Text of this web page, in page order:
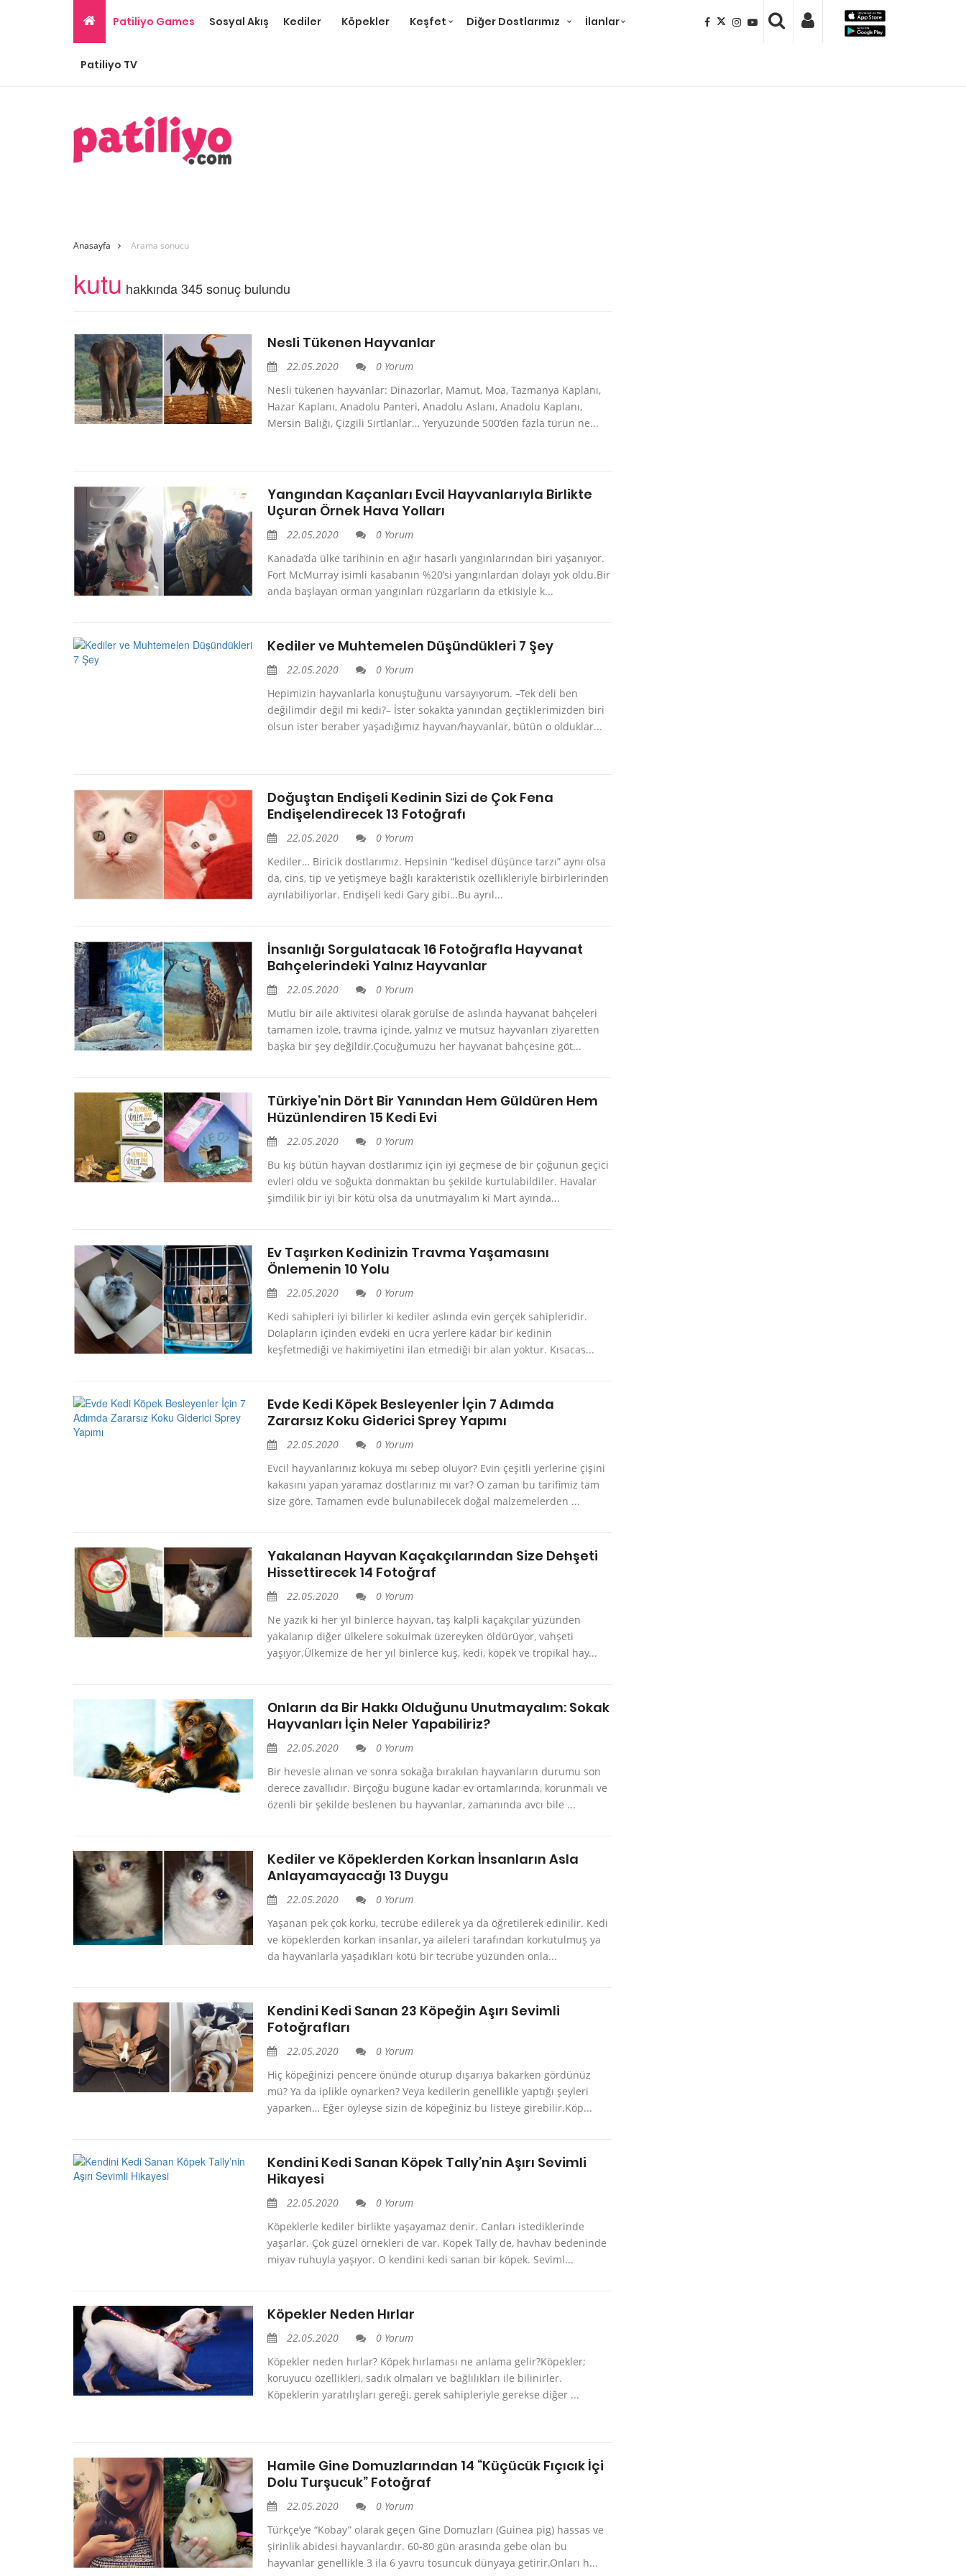
Patiliyo Games Sosyal Akış Kediler Köpekler Keşfet Diğer Dostlarımız İlanlar
Patiliyo TV
Anasayfa Arama sonucu
kutu hakkında 345 sonuç bulundu
Nesli Tükenen Hayvanlar
22.05.2020
0 Yorum
Nesli tükenen hayvanlar: Dinazorlar, Mamut, Moa, Tazmanya Kaplanı,
Hazar Kaplanı, Anadolu Panteri, Anadolu Aslanı, Anadolu Kaplanı,
Mersin Balığı, Çizgili Sırtlanlar… Yeryüzünde 500’den fazla türün ne...
Yangından Kaçanları Evcil Hayvanlarıyla Birlikte
Uçuran Örnek Hava Yolları
22.05.2020
0 Yorum
Kanada’da ülke tarihinin en ağır hasarlı yangınlarından biri yaşanıyor.
Fort McMurray isimli kasabanın %20’si yangınlardan dolayı yok oldu.Bir
anda başlayan orman yangınları rüzgarların da etkisiyle k...
Kediler ve Muhtemelen Düşündükleri 7 Şey
22.05.2020
0 Yorum
Hepimizin hayvanlarla konuştuğunu varsayıyorum. –Tek deli ben
değilimdir değil mi kedi?– İster sokakta yanından geçtiklerimizden biri
olsun ister beraber yaşadığımız hayvan/hayvanlar, bütün o olduklar...
Doğuştan Endişeli Kedinin Sizi de Çok Fena
Endişelendirecek 13 Fotoğrafı
22.05.2020
0 Yorum
Kediler… Biricik dostlarımız. Hepsinin “kedisel düşünce tarzı” aynı olsa
da, cins, tip ve yetişmeye bağlı karakteristik özellikleriyle birbirlerinden
ayrılabiliyorlar. Endişeli kedi Gary gibi…Bu ayrıl...
İnsanlığı Sorgulatacak 16 Fotoğrafla Hayvanat
Bahçelerindeki Yalnız Hayvanlar
22.05.2020
0 Yorum
Mutlu bir aile aktivitesi olarak görülse de aslında hayvanat bahçeleri
tamamen izole, travma içinde, yalnız ve mutsuz hayvanları ziyaretten
başka bir şey değildir.Çocuğumuzu her hayvanat bahçesine göt...
Türkiye’nin Dört Bir Yanından Hem Güldüren Hem
Hüzünlendiren 15 Kedi Evi
22.05.2020
0 Yorum
Bu kış bütün hayvan dostlarımız için iyi geçmese de bir çoğunun geçici
evleri oldu ve soğukta donmaktan bu şekilde kurtulabildiler. Havalar
şimdilik bir iyi bir kötü olsa da unutmayalım ki Mart ayında...
Ev Taşırken Kedinizin Travma Yaşamasını
Önlemenin 10 Yolu
22.05.2020
0 Yorum
Kedi sahipleri iyi bilirler ki kediler aslında evin gerçek sahipleridir.
Dolapların içinden evdeki en ücra yerlere kadar bir kedinin
keşfetmediği ve hakimiyetini ilan etmediği bir alan yoktur. Kısacas...
Evde Kedi Köpek Besleyenler İçin 7 Adımda
Zararsız Koku Giderici Sprey Yapımı
22.05.2020
0 Yorum
Evcil hayvanlarınız kokuya mı sebep oluyor? Evin çeşitli yerlerine çişini
kakasını yapan yaramaz dostlarınız mı var? O zaman bu tarifimiz tam
size göre. Tamamen evde bulunabilecek doğal malzemelerden ...
Yakalanan Hayvan Kaçakçılarından Size Dehşeti
Hissettirecek 14 Fotoğraf
22.05.2020
0 Yorum
Ne yazık ki her yıl binlerce hayvan, taş kalpli kaçakçılar yüzünden
yakalanıp diğer ülkelere sokulmak üzereyken öldürüyor, vahşeti
yaşıyor.Ülkemize de her yıl binlerce kuş, kedi, köpek ve tropikal hay...
Onların da Bir Hakkı Olduğunu Unutmayalım: Sokak
Hayvanları İçin Neler Yapabiliriz?
22.05.2020
0 Yorum
Bir hevesle alınan ve sonra sokağa bırakılan hayvanların durumu son
derece zavallıdır. Birçoğu bugüne kadar ev ortamlarında, korunmalı ve
özenli bir şekilde beslenen bu hayvanlar, zamanında avcı bile ...
Kediler ve Köpeklerden Korkan İnsanların Asla
Anlayamayacağı 13 Duygu
22.05.2020
0 Yorum
Yaşanan pek çok korku, tecrübe edilerek ya da öğretilerek edinilir. Kedi
ve köpeklerden korkan insanlar, ya aileleri tarafından korkutulmuş ya
da hayvanlarla yaşadıkları kötü bir tecrübe yüzünden onla...
Kendini Kedi Sanan 23 Köpeğin Aşırı Sevimli
Fotoğrafları
22.05.2020
0 Yorum
Hiç köpeğinizi pencere önünde oturup dışarıya bakarken gördünüz
mü? Ya da iplikle oynarken? Veya kedilerin genellikle yaptığı şeyleri
yaparken… Eğer öyleyse sizin de köpeğiniz bu listeye girebilir.Köp...
Kendini Kedi Sanan Köpek Tally’nin Aşırı Sevimli
Hikayesi
22.05.2020
0 Yorum
Köpeklerle kediler birlikte yaşayamaz denir. Canları istediklerinde
yaşarlar. Çok güzel örnekleri de var. Köpek Tally de, havhav bedeninde
miyav ruhuyla yaşıyor. O kendini kedi sanan bir köpek. Seviml...
Köpekler Neden Hırlar
22.05.2020
0 Yorum
Köpekler neden hırlar? Köpek hırlaması ne anlama gelir?Köpekler;
koruyucu özellikleri, sadık olmaları ve bağlılıkları ile bilinirler.
Köpeklerin yaratılışları gereği, gerek sahipleriyle gerekse diğer ...
Hamile Gine Domuzlarından 14 “Küçücük Fıçıcık İçi
Dolu Turşucuk” Fotoğraf
22.05.2020
0 Yorum
Türkçe’ye “Kobay” olarak geçen Gine Domuzları (Guinea pig) hassas ve
şirinlik abidesi hayvanlardır. 60-80 gün arasında gebe olan bu
hayvanlar genellikle 3 ila 6 yavru tosuncuk dünyaya getirir.Onları h...